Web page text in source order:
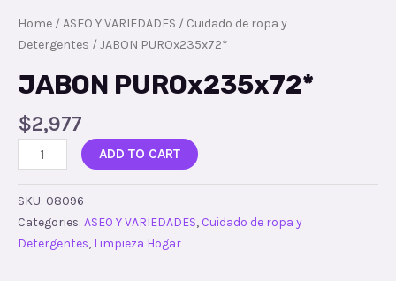
Home /ASEO Y VARIEDADES / Cuidado de ropa y
Detergentes / JABON PUROx235x72*
JABON PUROx235x72*
$2,977
ADD TO CART
SKU: 08096
Categories: ASEO Y VARIEDADES, Cuidado de ropa y
Detergentes, Limpieza Hogar